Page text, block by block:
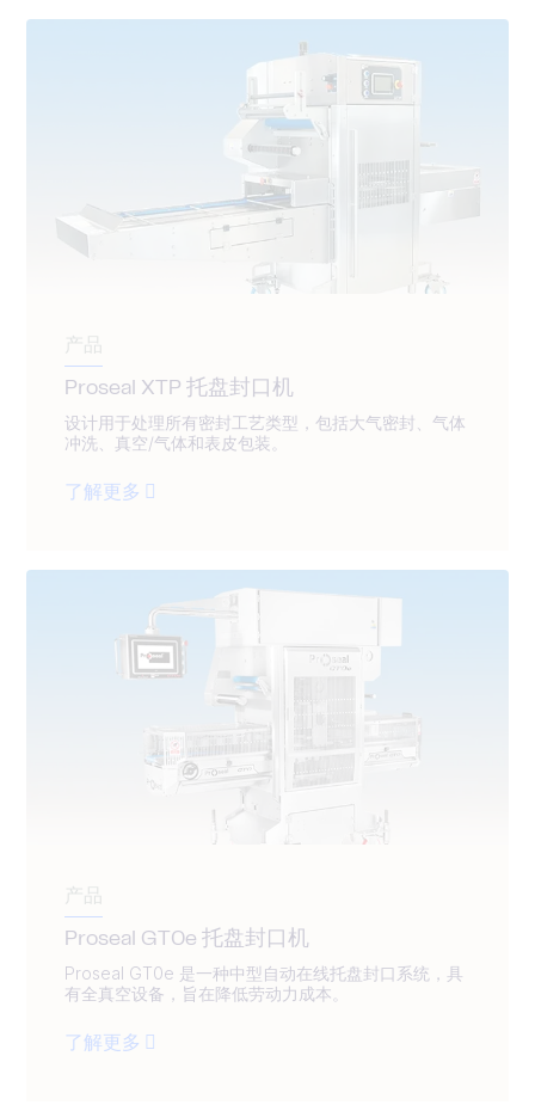
产品
Proseal XTP 托盘封口机
设计用于处理所有密封工艺类型，包括大气密封、气体
冲洗、真空/气体和表皮包装。
了解更多
产品
Proseal GT0e 托盘封口机
Proseal GT0e 是一种中型自动在线托盘封口系统，具
有全真空设备，旨在降低劳动力成本。
了解更多